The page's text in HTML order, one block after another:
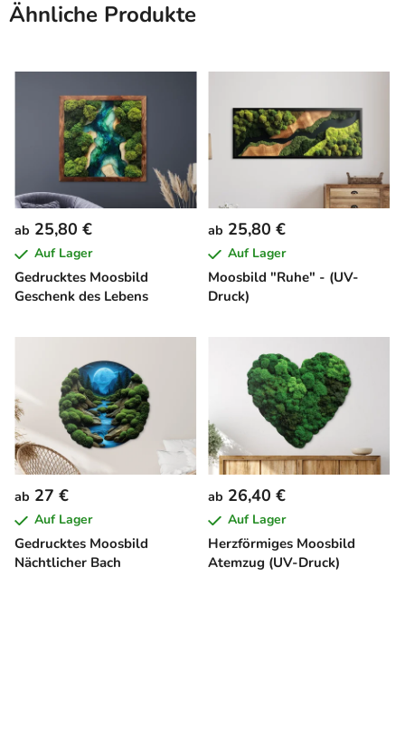
Ähnliche Produkte
Gedrucktes Moosbild
Geschenk des Lebens
ab 25,80 €
Auf Lager
Moosbild "Ruhe" - (UV-
Druck)
ab 25,80 €
Auf Lager
Gedrucktes Moosbild
Nächtlicher Bach
ab 27 €
Auf Lager
Herzförmiges Moosbild
Atemzug (UV-Druck)
ab 26,40 €
Auf Lager